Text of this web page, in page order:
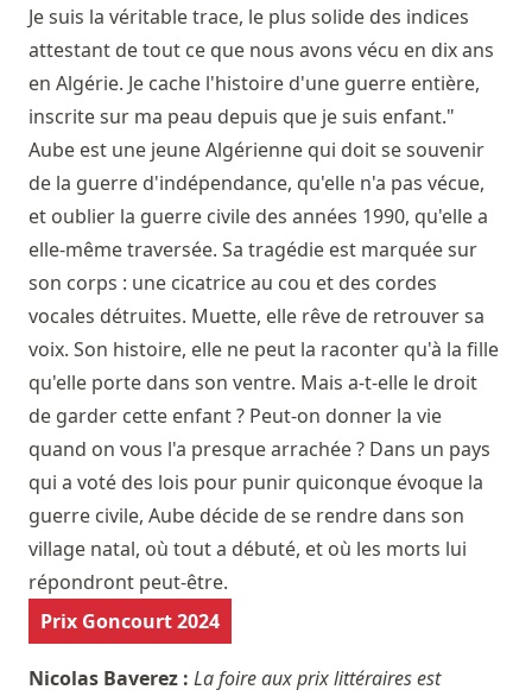
Je suis la véritable trace, le plus solide des indices
attestant de tout ce que nous avons vécu en dix ans
en Algérie. Je cache l'histoire d'une guerre entière,
inscrite sur ma peau depuis que je suis enfant."
Aube est une jeune Algérienne qui doit se souvenir
de la guerre d'indépendance, qu'elle n'a pas vécue,
et oublier la guerre civile des années 1990, qu'elle a
elle-même traversée. Sa tragédie est marquée sur
son corps : une cicatrice au cou et des cordes
vocales détruites. Muette, elle rêve de retrouver sa
voix. Son histoire, elle ne peut la raconter qu'à la fille
qu'elle porte dans son ventre. Mais a-t-elle le droit
de garder cette enfant ? Peut-on donner la vie
quand on vous l'a presque arrachée ? Dans un pays
qui a voté des lois pour punir quiconque évoque la
guerre civile, Aube décide de se rendre dans son
village natal, où tout a débuté, et où les morts lui
répondront peut-être.
Prix Goncourt 2024
Nicolas Baverez : La foire aux prix littéraires est